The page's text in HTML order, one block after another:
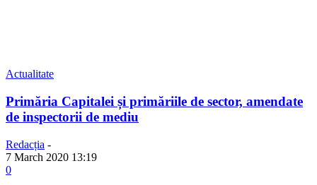
Actualitate
Primăria Capitalei și primăriile de sector, amendate
de inspectorii de mediu
Redacția -
7 March 2020 13:19
0